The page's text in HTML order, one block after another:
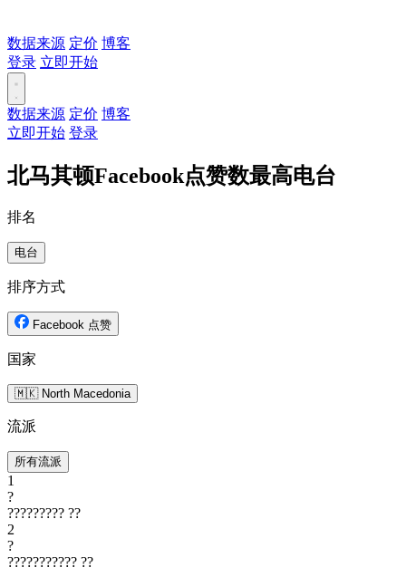
数据来源 定价 博客
登录 立即开始
数据来源 定价 博客
立即开始 登录
北马其顿Facebook点赞数最高电台
排名
电台
排序方式
Facebook 点赞
国家
🇲🇰 North Macedonia
流派
所有流派
1
?
????????? ??
2
?
??????????? ??